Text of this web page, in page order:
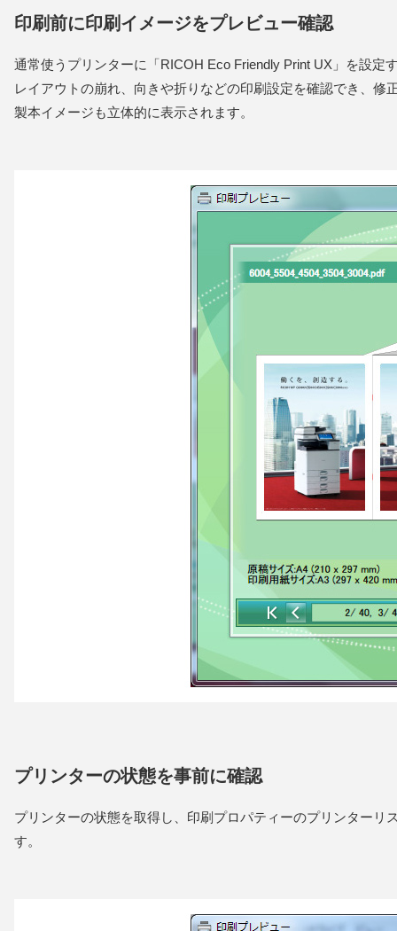
印刷前に印刷イメージをプレビュー確認
通常使うプリンターに「RICOH Eco Friendly Print UX」を設
レイアウトの崩れ、向きや折りなどの印刷設定を確認でき、
製本イメージも立体的に表示されます。
プリンターの状態を事前に確認
プリンターの状態を取得し、印刷プロパティーのプリンター
す。